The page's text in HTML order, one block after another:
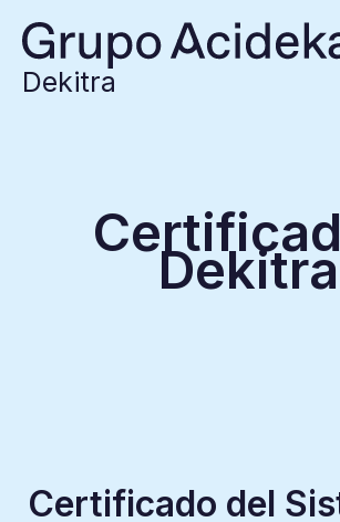
Dekitra
Dekitra
Certificado del